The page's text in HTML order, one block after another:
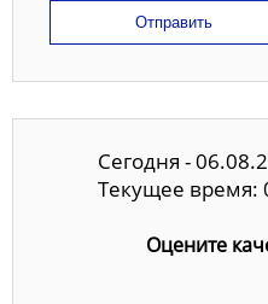
Отправить
Сегодня -
Текущее время:
Оцените